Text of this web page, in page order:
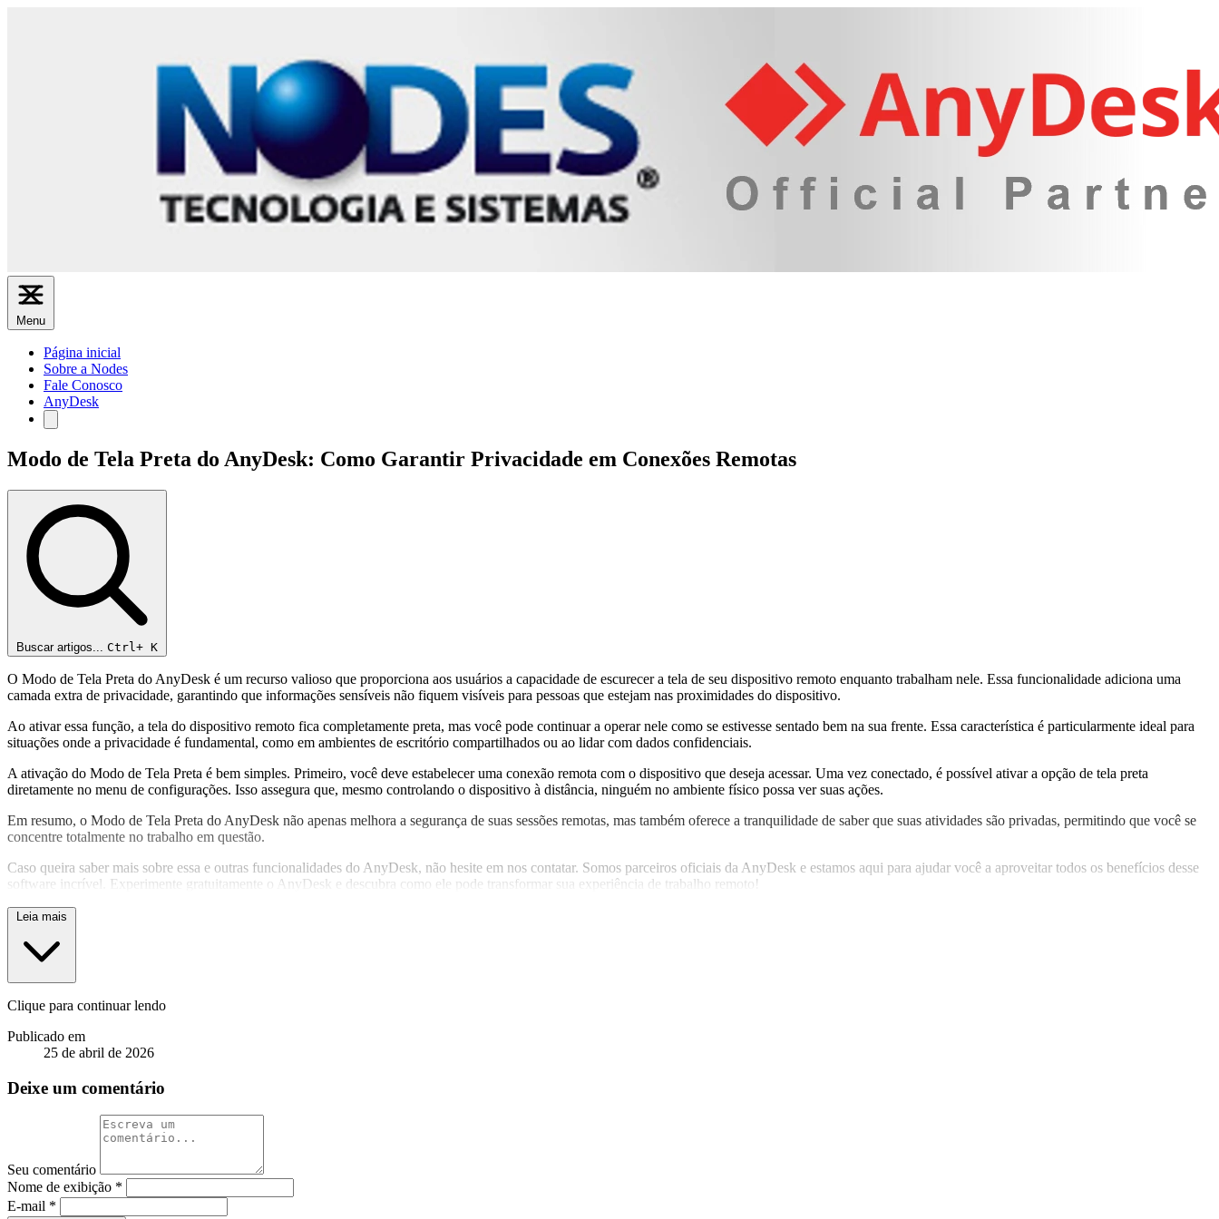
Menu
Página inicial
Sobre a Nodes
Fale Conosco
AnyDesk
Modo de Tela Preta do AnyDesk: Como Garantir Privacidade em Conexões Remotas
Buscar artigos... Ctrl+ K
O Modo de Tela Preta do AnyDesk é um recurso valioso que proporciona aos usuários a capacidade de escurecer a tela de seu dispositivo remoto enquanto trabalham nele. Essa funcionalidade adiciona uma
camada extra de privacidade, garantindo que informações sensíveis não fiquem visíveis para pessoas que estejam nas proximidades do dispositivo.
Ao ativar essa função, a tela do dispositivo remoto fica completamente preta, mas você pode continuar a operar nele como se estivesse sentado bem na sua frente. Essa característica é particularmente ideal para
situações onde a privacidade é fundamental, como em ambientes de escritório compartilhados ou ao lidar com dados confidenciais.
A ativação do Modo de Tela Preta é bem simples. Primeiro, você deve estabelecer uma conexão remota com o dispositivo que deseja acessar. Uma vez conectado, é possível ativar a opção de tela preta
diretamente no menu de configurações. Isso assegura que, mesmo controlando o dispositivo à distância, ninguém no ambiente físico possa ver suas ações.
Em resumo, o Modo de Tela Preta do AnyDesk não apenas melhora a segurança de suas sessões remotas, mas também oferece a tranquilidade de saber que suas atividades são privadas, permitindo que você se
concentre totalmente no trabalho em questão.
Caso queira saber mais sobre essa e outras funcionalidades do AnyDesk, não hesite em nos contatar. Somos parceiros oficiais da AnyDesk e estamos aqui para ajudar você a aproveitar todos os benefícios desse
software incrível. Experimente gratuitamente o AnyDesk e descubra como ele pode transformar sua experiência de trabalho remoto!
Leia mais
Clique para continuar lendo
Publicado em
25 de abril de 2026
Deixe um comentário
Seu comentário
Nome de exibição *
E-mail *